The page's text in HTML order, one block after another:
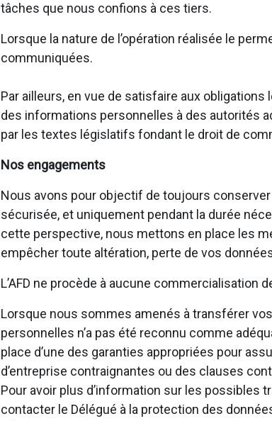
tâches que nous confions à ces tiers.
Lorsque la nature de l’opération réalisée le
communiquées.
Par ailleurs, en vue de satisfaire aux
des informations personnelles à des autorités
par les textes législatifs fondant le droit de
Nos engagements
Nous avons pour objectif de toujours
sécurisée, et uniquement pendant la durée
cette perspective, nous mettons en place les
empêcher toute altération, perte de vos
L’AFD ne procède à aucune
Lorsque nous sommes amenés à transférer
personnelles n’a pas été reconnu comme
place d’une des garanties appropriées pour
d’entreprise contraignantes ou des clauses
Pour avoir plus d’information sur les
contacter le Délégué à la protection des